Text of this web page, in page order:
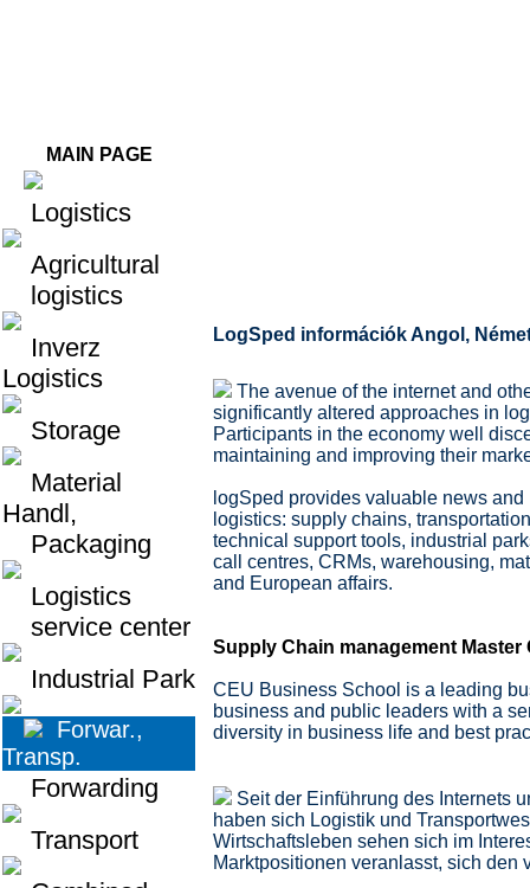
MAIN PAGE
Logistics
Agricultural
logistics
Inverz
Logistics
Storage
Material
Handl,
Packaging
Logistics
service center
Industrial Park
Forwar.,
Transp.
Forwarding
Transport
LogSped információk Angol,
The avenue of the internet and
significantly altered approaches in
Participants in the economy well
maintaining and improving their
logSped provides valuable news
logistics: supply chains,
technical support tools, industrial
call centres, CRMs, warehousing,
and European affairs.
Supply Chain management
CEU Business School is a leading
business and public leaders with a
diversity in business life and best
Seit der Einführung des Internets
haben sich Logistik und
Wirtschaftsleben sehen sich im
Marktpositionen veranlasst, sich